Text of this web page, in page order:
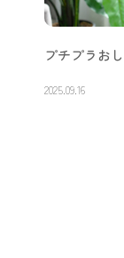
プチプラお
2025.09.16